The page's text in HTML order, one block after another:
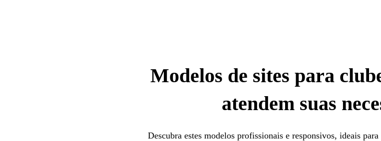
Modelos de sites para
atendem suas
Descubra estes modelos profissionais e responsivos, ideais